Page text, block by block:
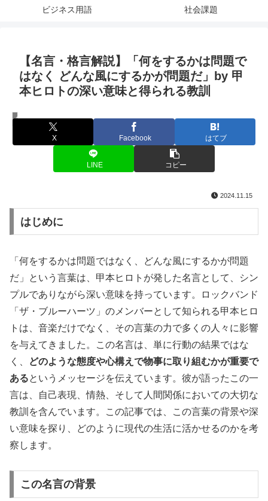
ビジネス用語 社会課題
【名言・格言解説】「何をするかは問題で
はなく どんな風にするかが問題だ」by 甲
本ヒロトの深い意味と得られる教訓
名言・格言
X Facebook はてブ
LINE コピー
2024.11.15
はじめに
「何をするかは問題ではなく、どんな風にするかが問題
だ」という言葉は、甲本ヒロトが発した名言として、シン
プルでありながら深い意味を持っています。ロックバンド
「ザ・ブルーハーツ」のメンバーとして知られる甲本ヒロ
トは、音楽だけでなく、その言葉の力で多くの人々に影響
を与えてきました。この名言は、単に行動の結果ではな
く、
どのような態度や心構えで物事に取り組むかが重要で
あるというメッセージを伝えています。彼が語ったこの一
言は、自己表現、情熱、そして人間関係においての大切な
教訓を含んでいます。この記事では、この言葉の背景や深
い意味を探り、どのように現代の生活に活かせるのかを考
察します。
この名言の背景